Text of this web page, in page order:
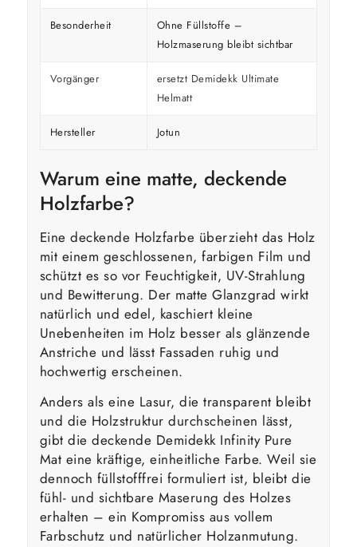
Besonderheit
Ohne Füllstoffe –
Holzmaserung bleibt sichtbar
Vorgänger
ersetzt Demidekk Ultimate
Helmatt
Hersteller Jotun
Warum eine matte, deckende
Holzfarbe?
Eine deckende Holzfarbe überzieht das Holz
mit einem geschlossenen, farbigen Film und
schützt es so vor Feuchtigkeit, UV-Strahlung
und Bewitterung. Der matte Glanzgrad wirkt
natürlich und edel, kaschiert kleine
Unebenheiten im Holz besser als glänzende
Anstriche und lässt Fassaden ruhig und
hochwertig erscheinen.
Anders als eine Lasur, die transparent bleibt
und die Holzstruktur durchscheinen lässt,
gibt die deckende Demidekk Infinity Pure
Mat eine kräftige, einheitliche Farbe. Weil sie
dennoch füllstofffrei formuliert ist, bleibt die
fühl- und sichtbare Maserung des Holzes
erhalten – ein Kompromiss aus vollem
Farbschutz und natürlicher Holzanmutung.